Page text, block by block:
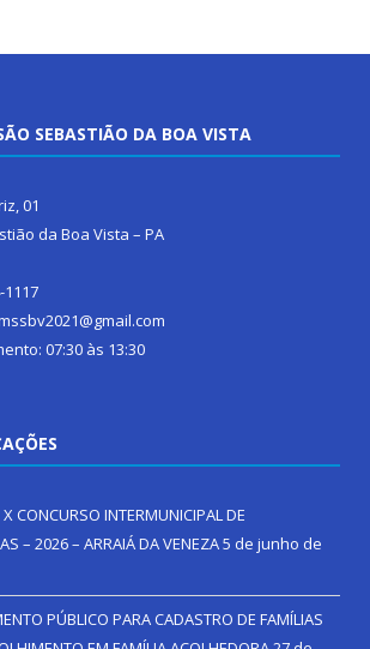
SEBASTIÃO DA BOA VISTA
01
da Boa Vista – PA
1117
07:30 às 13:30
CONCURSO INTERMUNICIPAL DE
– 2026 – ARRAIÁ DA VENEZA5 de junho de
PÚBLICO PARA CADASTRO DE FAMÍLIAS